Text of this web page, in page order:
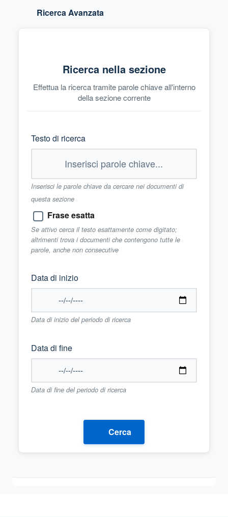
Ricerca Avanzata
Ricerca nella sezione
Effettua la ricerca tramite parole chiave all'interno
della sezione corrente
Testo di ricerca
Inserisci le parole chiave da cercare nei documenti di
questa sezione
Frase esatta
Se attivo cerca il testo esattamente come digitato;
altrimenti trova i documenti che contengono tutte le
parole, anche non consecutive
Data di inizio
Data di inizio del periodo di ricerca
Data di fine
Data di fine del periodo di ricerca
Cerca